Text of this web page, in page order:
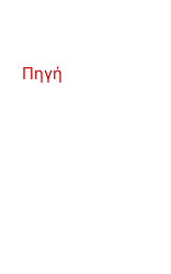
Πηγή